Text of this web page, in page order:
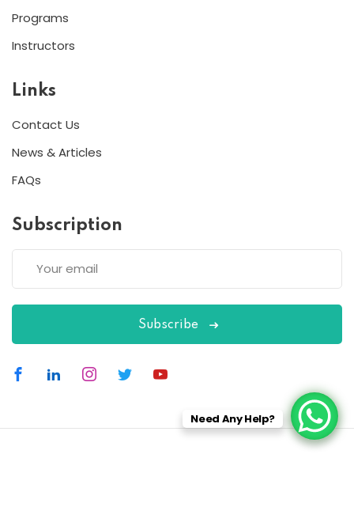
Programs
Instructors
Links
Contact Us
News & Articles
FAQs
Subscription
Subscribe
Need Any Help?